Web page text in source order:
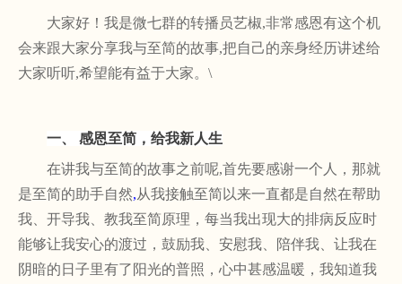
大家好！我是微七群的转播员艺椒,非常感恩有这个机
会来跟大家分享我与至简的故事,把自己的亲身经历讲述给
大家听听,希望能有益于大家。\
一、 感恩至简，给我新人生
在讲我与至简的故事之前呢,首先要感谢一个人，那就
是至简的助手自然,从我接触至简以来一直都是自然在帮助
我、开导我、教我至简原理，每当我出现大的排病反应时
能够让我安心的渡过，鼓励我、安慰我、陪伴我、让我在
阴暗的日子里有了阳光的普照，心中甚感温暖，我知道我